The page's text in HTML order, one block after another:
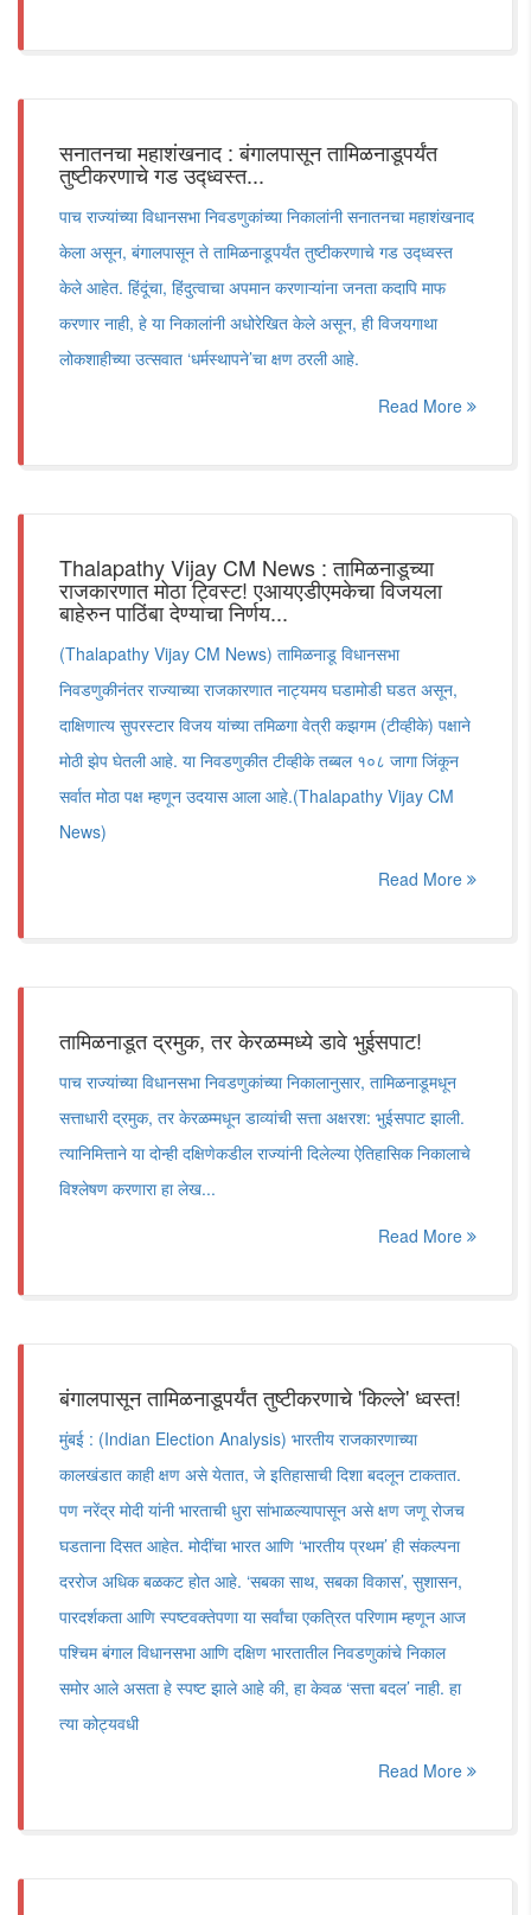
सनातनचा महाशंखनाद : बंगालपासून तामिळनाडूपर्यंत
तुष्टीकरणाचे गड उद्ध्वस्त...
पाच राज्यांच्या विधानसभा निवडणुकांच्या निकालांनी सनातनचा महाशंखनाद
केला असून, बंगालपासून ते तामिळनाडूपर्यंत तुष्टीकरणाचे गड उद्ध्वस्त
केले आहेत. हिंदूंचा, हिंदुत्वाचा अपमान करणाऱ्यांना जनता कदापि माफ
करणार नाही, हे या निकालांनी अधोरेखित केले असून, ही विजयगाथा
लोकशाहीच्या उत्सवात ‘धर्मस्थापने‌’चा क्षण ठरली आहे.
Read More
Thalapathy Vijay CM News : तामिळनाडूच्या
राजकारणात मोठा ट्विस्ट! एआयएडीएमकेचा विजयला
बाहेरुन पाठिंबा देण्याचा निर्णय...
(Thalapathy Vijay CM News) तामिळनाडू विधानसभा
निवडणुकीनंतर राज्याच्या राजकारणात नाट्यमय घडामोडी घडत असून,
दाक्षिणात्य सुपरस्टार विजय यांच्या तमिळगा वेत्री कझगम (टीव्हीके) पक्षाने
मोठी झेप घेतली आहे. या निवडणुकीत टीव्हीके तब्बल १०८ जागा जिंकून
सर्वात मोठा पक्ष म्हणून उदयास आला आहे.(Thalapathy Vijay CM
News)
Read More
तामिळनाडूत द्रमुक, तर केरळम्मध्ये डावे भुईसपाट!
पाच राज्यांच्या विधानसभा निवडणुकांच्या निकालानुसार, तामिळनाडूमधून
सत्ताधारी द्रमुक, तर केरळम्मधून डाव्यांची सत्ता अक्षरश: भुईसपाट झाली.
त्यानिमित्ताने या दोन्ही दक्षिणेकडील राज्यांनी दिलेल्या ऐतिहासिक निकालाचे
विश्लेषण करणारा हा लेख...
Read More
बंगालपासून तामिळनाडूपर्यंत तुष्टीकरणाचे 'किल्ले' ध्वस्त!
मुंबई : (Indian Election Analysis) भारतीय राजकारणाच्या
कालखंडात काही क्षण असे येतात, जे इतिहासाची दिशा बदलून टाकतात.
पण नरेंद्र मोदी यांनी भारताची धुरा सांभाळल्यापासून असे क्षण जणू रोजच
घडताना दिसत आहेत. मोदींचा भारत आणि ‘भारतीय प्रथम’ ही संकल्पना
दररोज अधिक बळकट होत आहे. ‘सबका साथ, सबका विकास’, सुशासन,
पारदर्शकता आणि स्पष्टवक्तेपणा या सर्वांचा एकत्रित परिणाम म्हणून आज
पश्चिम बंगाल विधानसभा आणि दक्षिण भारतातील निवडणुकांचे निकाल
समोर आले असता हे स्पष्ट झाले आहे की, हा केवळ ‘सत्ता बदल’ नाही. हा
त्या कोट्यवधी
Read More